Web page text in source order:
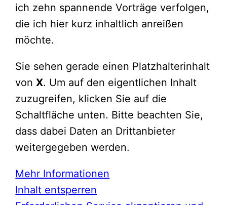
ich zehn spannende Vorträge verfolgen,
die ich hier kurz inhaltlich anreißen
möchte.
Sie sehen gerade einen Platzhalterinhalt
vonX. Um auf den eigentlichen Inhalt
zuzugreifen, klicken Sie auf die
Schaltfläche unten. Bitte beachten Sie,
dass dabei Daten an Drittanbieter
weitergegeben werden.
Mehr Informationen
Inhalt entsperren